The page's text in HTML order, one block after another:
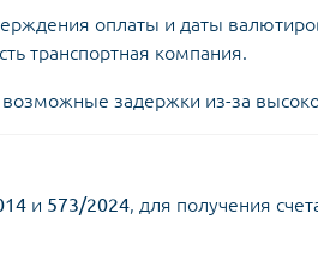
оплаты и даты
транспортная компания.
задержки из-за
и 573/2024, для получения